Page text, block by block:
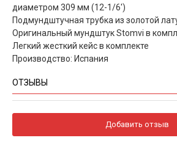
диаметром 309 мм (12-1/6')
Подмундштучная трубка из золотой
Оригинальный мундштук Stomvi в
Легкий жесткий кейс в комплекте
Производство: Испания
ОТЗЫВЫ
Добавить отзыв